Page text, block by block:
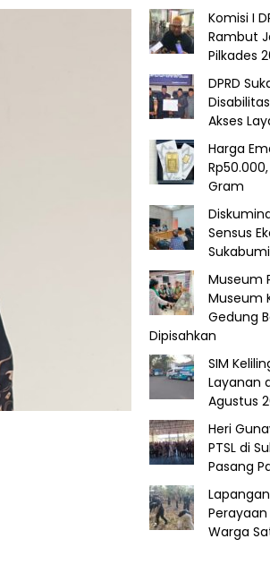
Komisi I
Rambut
Pilkades
DPRD
Akses
Harga
Gram
Sensus
Museum
Museum
Gedung
Dipisahkan
SIM
Layanan
Agustus
Heri
PTSL di
Pasang
Perayaan
Warga